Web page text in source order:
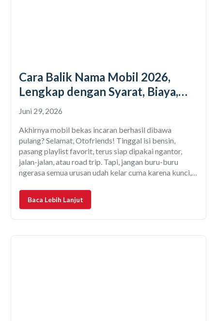
Cara Balik Nama Mobil 2026,
Lengkap dengan Syarat, Biaya,
dan Prosedurnya
Juni 29, 2026
Akhirnya mobil bekas incaran berhasil dibawa
pulang? Selamat, Otofriends! Tinggal isi bensin,
pasang playlist favorit, terus siap dipakai ngantor,
jalan-jalan, atau road trip. Tapi, jangan buru-buru
ngerasa semua urusan udah kelar cuma karena kunci,
ada satu hal yang sering banget dilupain, yaitu balik
nama mobil. Masih
Baca Lebih Lanjut